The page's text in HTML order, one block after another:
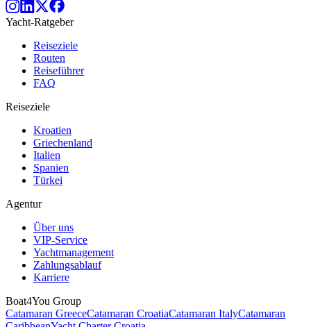
Yacht-Ratgeber
Reiseziele
Routen
Reiseführer
FAQ
Reiseziele
Kroatien
Griechenland
Italien
Spanien
Türkei
Agentur
Über uns
VIP-Service
Yachtmanagement
Zahlungsablauf
Karriere
Boat4You Group
Catamaran GreeceCatamaran CroatiaCatamaran ItalyCatamaran